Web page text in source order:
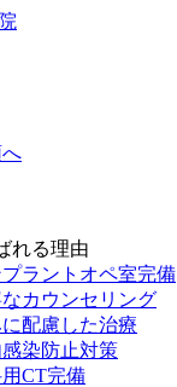
れる理由
ラントオペ室完備
カウンセリング
配慮した治療
感染防止対策
CT完備